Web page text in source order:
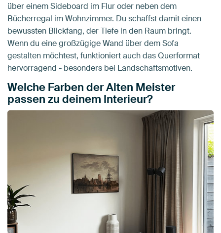
über einem Sideboard im Flur oder neben dem
Bücherregal im Wohnzimmer. Du schaffst damit einen
bewussten Blickfang, der Tiefe in den Raum bringt.
Wenn du eine großzügige Wand über dem Sofa
gestalten möchtest, funktioniert auch das Querformat
hervorragend - besonders bei Landschaftsmotiven.
Welche Farben der Alten Meister
passen zu deinem Interieur?